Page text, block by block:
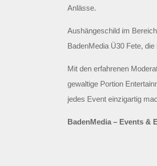
Anlässe.
Aushängeschild im
BadenMedia Ü30 Fete,
Mit den erfahrenen
gewaltige Portion
jedes Event einzigartig
BadenMedia – Events &